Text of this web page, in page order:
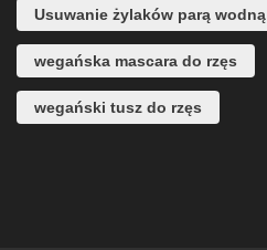
Usuwanie żylaków parą wodną
wegańska mascara do rzęs
wegański tusz do rzęs